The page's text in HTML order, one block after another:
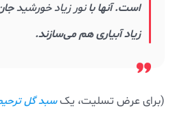
است. آنها بانور زیاد خورشید
زیاد آبیاری هم می‌سازند.
(برای عرض تسلیت، یکسبد گل